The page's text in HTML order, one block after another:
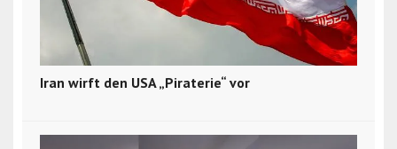
Iran wirft den USA „Piraterie“ vor